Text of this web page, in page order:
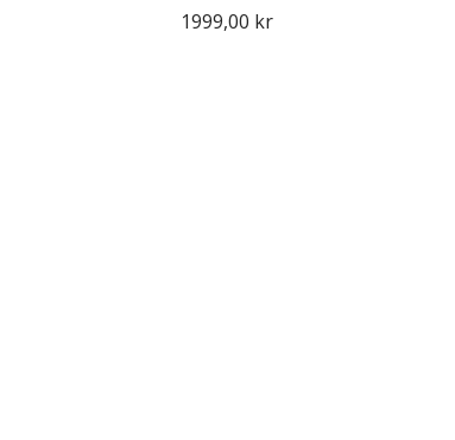
1999,00 kr